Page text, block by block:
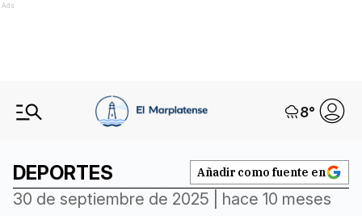
Ads
8°
DEPORTES Añadir como fuente en
30 de septiembre de 2025 | hace 10 meses